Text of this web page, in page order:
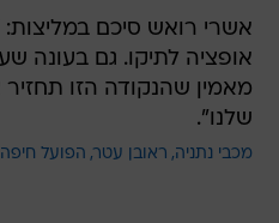
אשרי רואש סיכם במליצות:
אופציה לתיקו. גם בעונה
מאמין שהנקודה הזו תחזיר
שלנו".
מכבי נתניה ראובן עטר הפועל חיפה